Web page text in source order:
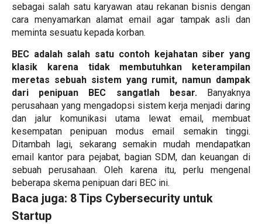
sebagai salah satu karyawan atau rekanan bisnis dengan
cara menyamarkan alamat email agar tampak asli dan
meminta sesuatu kepada korban.
BEC adalah salah satu contoh kejahatan siber yang
klasik karena tidak membutuhkan keterampilan
meretas sebuah sistem yang rumit, namun dampak
dari penipuan BEC sangatlah besar. Banyaknya
perusahaan yang mengadopsi sistem kerja menjadi daring
dan jalur komunikasi utama lewat email, membuat
kesempatan penipuan modus email semakin tinggi.
Ditambah lagi, sekarang semakin mudah mendapatkan
email kantor para pejabat, bagian SDM, dan keuangan di
sebuah perusahaan. Oleh karena itu, perlu mengenal
beberapa skema penipuan dari BEC ini.
Baca juga: 8 Tips Cybersecurity untuk
Startup